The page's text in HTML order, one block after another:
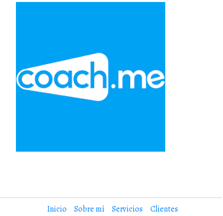
Inicio Sobre mí Servicios
Clientes